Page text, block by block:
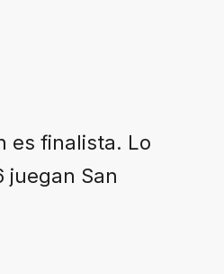
es finalista. Lo
juegan San